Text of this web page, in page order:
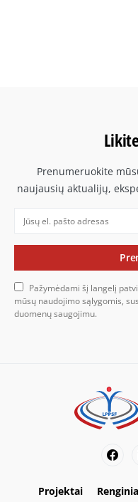
Prenumeruokite
naujausių aktualijų,
Pažymėdami šį langelį
mūsų naudojimo sąlygomis,
duomenų saugojimu.
Projektai